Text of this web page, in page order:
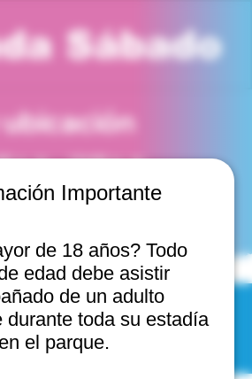
Importante
de 18 años? Todo
edad debe asistir
de un adulto
durante toda su estadía
en el parque.
Sábado
a. m. – 12:00 p. m.
2440, 2541754 Viña
Chile
27 sept, 11:00 a. m.